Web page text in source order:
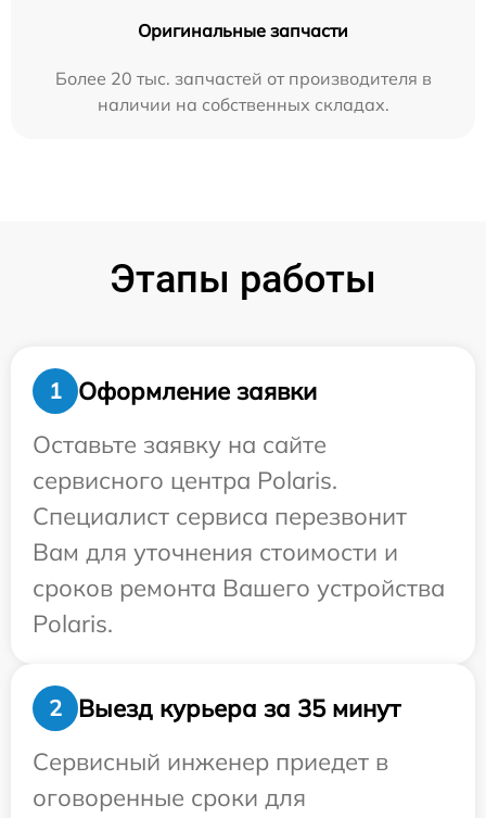
Оригинальные запчасти
Более 20 тыс. запчастей от производителя в
наличии на собственных складах.
Этапы работы
1
Оформление заявки
Оставьте заявку на сайте
сервисного центра Polaris.
Специалист сервиса перезвонит
Вам для уточнения стоимости и
сроков ремонта Вашего устройства
Polaris.
2
Выезд курьера за 35 минут
Сервисный инженер приедет в
оговоренные сроки для